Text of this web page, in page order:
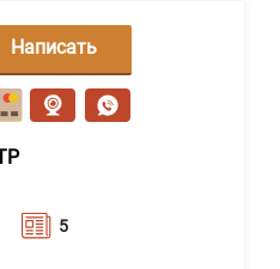
5
Написать
сообщение